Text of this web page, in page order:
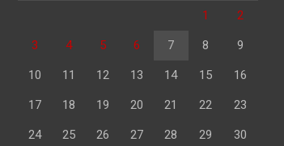
1 2
3 4 5 6 7 8 9
10 11 12 13 14 15 16
17 18 19 20 21 22 23
24 25 26 27 28 29 30